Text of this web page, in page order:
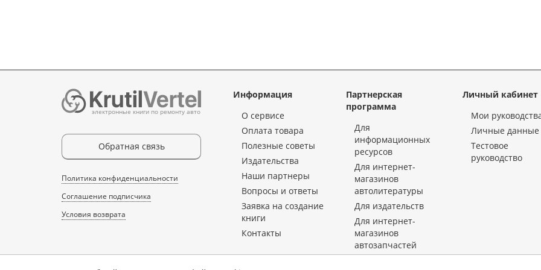
электронные книги по ремонту авто
Обратная связь
Политика конфиденциальности
Соглашение подписчика
Условия возврата
Информация
О сервисе
Оплата товара
Полезные советы
Издательства
Наши партнеры
Вопросы и ответы
Заявка на создание
книги
Контакты
Партнерская
программа
Для
информационных
ресурсов
Для интернет-
магазинов
автолитературы
Для издательств
Для интернет-
магазинов
автозапчастей
Личный кабинет
Мои
Личные данные
Тестовое
руководство